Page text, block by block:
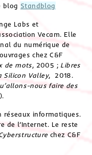
blog Standblog
Labs et
Vecam. Elle
du numérique de
chez C&F
de mots, 2005 ; Libres
Silicon Valley, 2018.
nous faire des
réseaux informatiques.
de l’Internet. Le reste
chez C&F